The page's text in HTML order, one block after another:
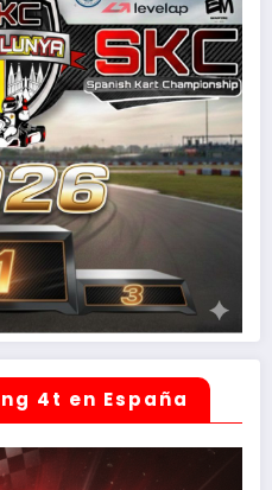
4t en España